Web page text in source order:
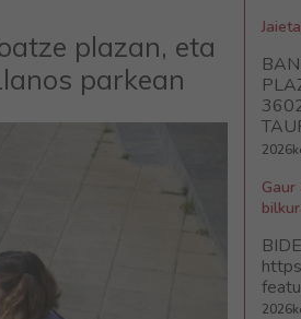
plazan, eta
parkean